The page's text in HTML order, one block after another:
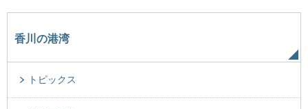
香川の港湾
トピックス